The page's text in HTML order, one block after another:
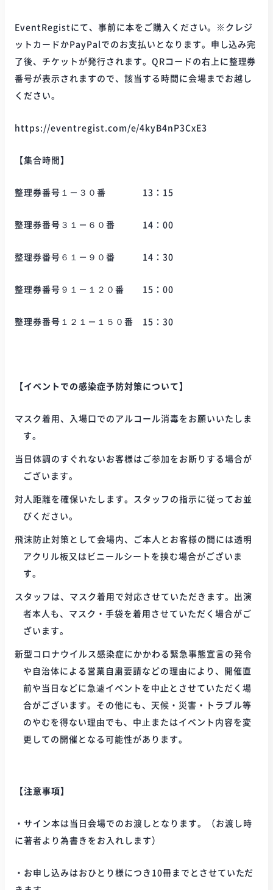
EventRegistにて、事前に本をご購入ください。※クレジ
ットカードかPayPalでのお支払いとなります。申し込み完
了後、チケットが発行されます。QRコードの右上に整理券
番号が表示されますので、該当する時間に会場までお越し
ください。
https://eventregist.com/e/4kyB4nP3CxE3
【集合時間】
整理券番号１－３０番 13：15
整理券番号３１－６０番 14：00
整理券番号６１－９０番 14：30
整理券番号９１－１２０番 15：00
整理券番号１２１－１５０番 15：30
【イベントでの感染症予防対策について】
マスク着用、入場口でのアルコール消毒をお願いいたしま
す。
当日体調のすぐれないお客様はご参加をお断りする場合が
ございます。
対人距離を確保いたします。スタッフの指示に従ってお並
びください。
飛沫防止対策として会場内、ご本人とお客様の間には透明
アクリル板又はビニールシートを挟む場合がございま
す。
スタッフは、マスク着用で対応させていただきます。出演
者本人も、マスク・手袋を着用させていただく場合がご
ざいます。
新型コロナウイルス感染症にかかわる緊急事態宣言の発令
や自治体による営業自粛要請などの理由により、開催直
前や当日などに急遽イベントを中止とさせていただく場
合がございます。その他にも、天候・災害・トラブル等
のやむを得ない理由でも、中⽌またはイベント内容を変
更しての開催となる可能性があります。
【注意事項】
・サイン本は当日会場でのお渡しとなります。（お渡し時
に著者より為書きをお入れします）
・お申し込みはおひとり様につき10冊までとさせていただ